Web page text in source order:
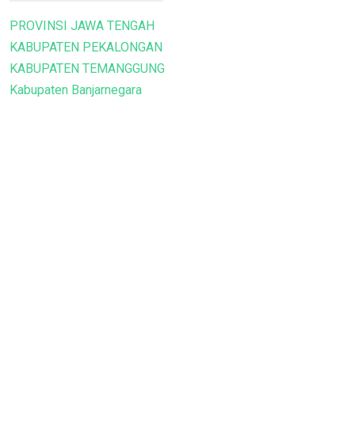
PROVINSI JAWA TENGAH
KABUPATEN PEKALONGAN
KABUPATEN TEMANGGUNG
Kabupaten Banjarnegara